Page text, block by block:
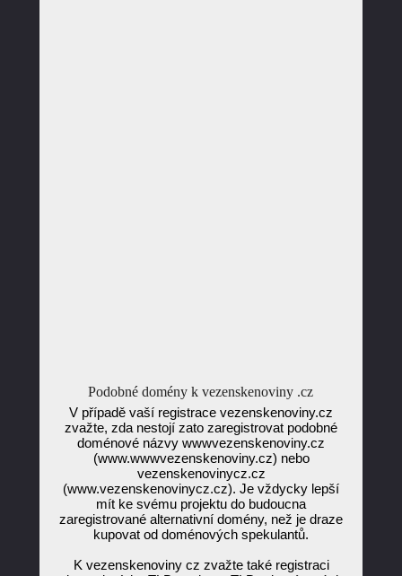
Podobné domény k vezenskenoviny .cz
V případě vaší registrace vezenskenoviny.cz
zvažte, zda nestojí zato zaregistrovat podobné
doménové názvy wwwvezenskenoviny.cz
(www.wwwvezenskenoviny.cz) nebo
vezenskenovinycz.cz
(www.vezenskenovinycz.cz). Je vždycky lepší
mít ke svému projektu do budoucna
zaregistrované alternativní domény, než je draze
kupovat od doménových spekulantů.
K vezenskenoviny cz zvažte také registraci